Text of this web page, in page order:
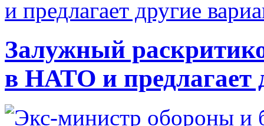
Залужный
в НАТО и предлагает